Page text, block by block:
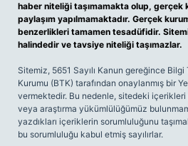
haber niteliği taşımamakta olup, gerçek
paylaşım yapılmamaktadır. Gerçek
benzerlikleri tamamen tesadüfidir.
halindedir ve tavsiye niteliği taşımazlar.
Sitemiz, 5651 Sayılı Kanun gereğince
Kurumu (BTK) tarafından onaylanmış bir
vermektedir. Bu nedenle, sitedeki
veya araştırma yükümlülüğümüz
yazdıkları içeriklerin sorumluluğunu
bu sorumluluğu kabul etmiş sayılırlar.